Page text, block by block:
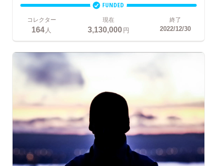
FUNDED
コレクター
164 人
現在
3,130,000円
終了
2022/12/30